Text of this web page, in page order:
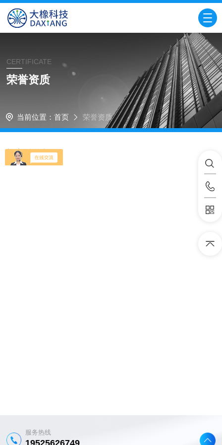
CERTIFICATE
荣誉资质
当前位置： 首页 荣誉资质
暂时没有信息
服务热线
19525626749